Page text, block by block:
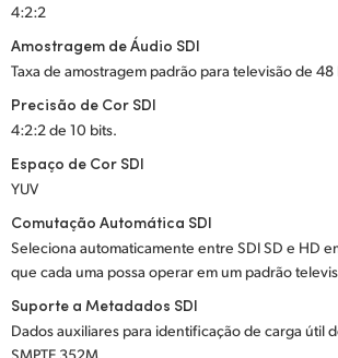
4:2:2
Amostragem de Áudio SDI
Taxa de amostragem padrão para televisão de 48
Precisão de Cor SDI
4:2:2 de 10 bits.
Espaço de Cor SDI
YUV
Comutação Automática SDI
Seleciona automaticamente entre SDI SD e HD
que cada uma possa operar em um padrão
Suporte a Metadados SDI
Dados auxiliares para identificação de carga útil
SMPTE 352M.